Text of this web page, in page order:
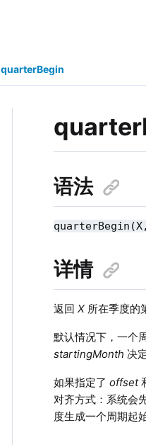
quarterBegin
语法
详情
返回X 所在季度的
默认情况下，一个
startingMonth 决
如果指定了offset
对齐方式：系统会
度生成一个周期起